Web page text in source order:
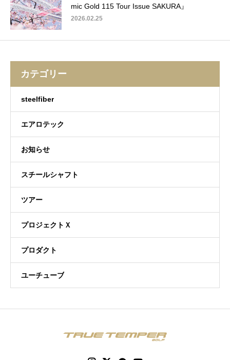
mic Gold 115 Tour Issue SAKURA』
2026.02.25
カテゴリー
steelfiber
エアロテック
お知らせ
スチールシャフト
ツアー
プロジェクトＸ
プロダクト
ユーチューブ